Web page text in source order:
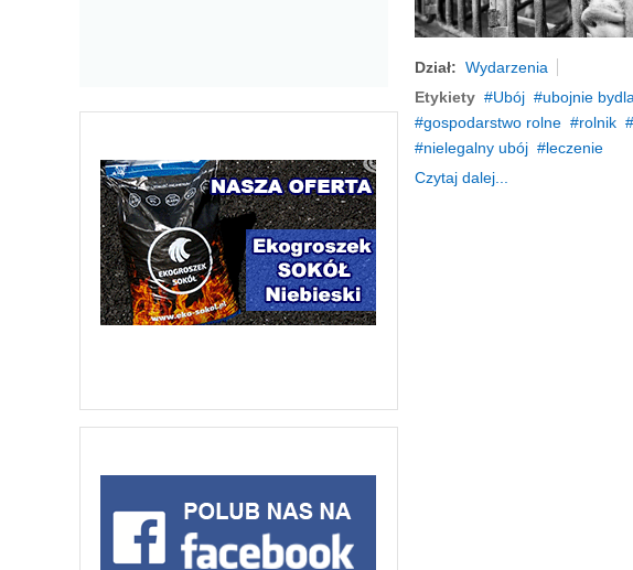
Dział: Wydarzenia
Etykiety
Ubój ubojnie
gospodarstwo rolne
rolnik
nielegalny ubój
leczenie
Czytaj dalej...